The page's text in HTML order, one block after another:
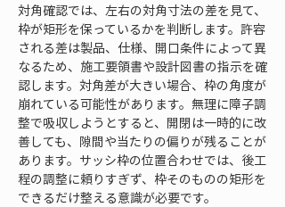
対角確認では、左右の対角寸法の差を見て、
枠が矩形を保っているかを判断します。許容
される差は製品、仕様、開口条件によって異
なるため、施工要領書や設計図書の指示を確
認します。対角差が大きい場合、枠の角度が
崩れている可能性があります。無理に障子調
整で吸収しようとすると、開閉は一時的に改
善しても、隙間や当たりの偏りが残ることが
あります。サッシ枠の位置合わせでは、後工
程の調整に頼りすぎず、枠そのものの矩形を
できるだけ整える意識が必要です。